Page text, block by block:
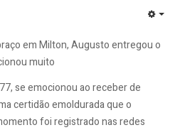
em Milton, Augusto entregou o
muito
se emocionou ao receber de
certidão emoldurada que o
foi registrado nas redes